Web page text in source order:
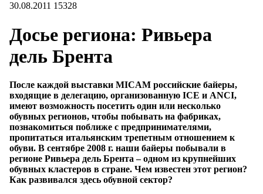
30.08.2011 15328
Досье региона: Ривьера
дель Брента
После каждой выставки MICAM российские байеры,
входящие в делегацию, организованную ICE и ANCI,
имеют возможность посетить один или несколько
обувных регионов, чтобы побывать на фабриках,
познакомиться поближе с предпринимателями,
пропитаться итальянским трепетным отношением к
обуви. В сентябре 2008 г. наши байеры побывали в
регионе Ривьера дель Брента – одном из крупнейших
обувных кластеров в стране. Чем известен этот регион?
Как развивался здесь обувной сектор?